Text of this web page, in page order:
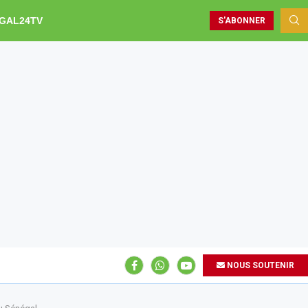
S'ABONNER
NOUS SOUTENIR